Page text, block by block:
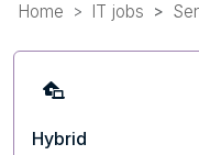
Home IT jobs
Hybrid